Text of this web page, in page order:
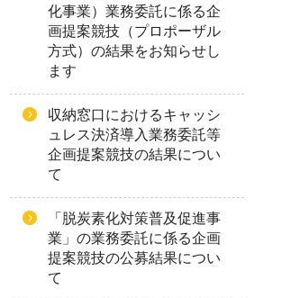
化事業）業務委託に係る企
画提案競技（プロポーザル
方式）の結果をお知らせし
ます
収納窓口におけるキャッシ
ュレス決済導入業務委託等
企画提案競技の結果につい
て
「脱炭素化対策普及促進事
業」の業務委託に係る企画
提案競技の公募結果につい
て